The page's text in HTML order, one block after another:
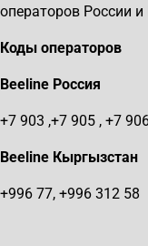
операторов России
Коды операторов
Beeline Россия
+7 903 ,+7 905 , +7
Beeline Кыргызстан
+996 77, +996 312 58